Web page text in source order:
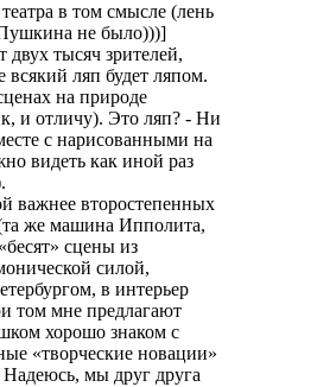
в том смысле (лень
Пушкина не было)))]
двух тысяч зрителей,
ляп будет ляпом.
на природе
и отличу). Это ляп? - Ни
с нарисованными на
видеть как иной раз
важнее второстепенных
же машина Ипполита,
сцены из
силой,
в интерьер
том мне предлагают
хорошо знаком с
«творческие новации»
мы друг друга